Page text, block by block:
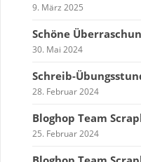
9. März 2025
Schöne
30. Mai 2024
Schreib-
28. Februar 2024
Bloghop Team
25. Februar 2024